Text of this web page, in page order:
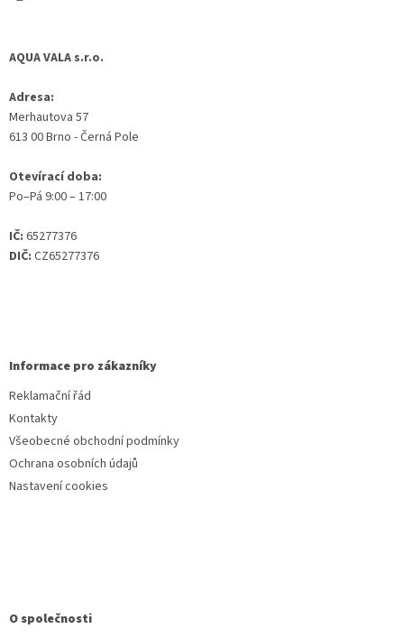
AQUA VALA s.r.o.
Adresa:
Merhautova 57
613 00 Brno - Černá Pole
Otevírací doba:
Po–Pá 9:00 – 17:00
IČ: 65277376
DIČ: CZ65277376
Informace pro zákazníky
Reklamační řád
Kontakty
Všeobecné obchodní podmínky
Ochrana osobních údajů
Nastavení cookies
O společnosti